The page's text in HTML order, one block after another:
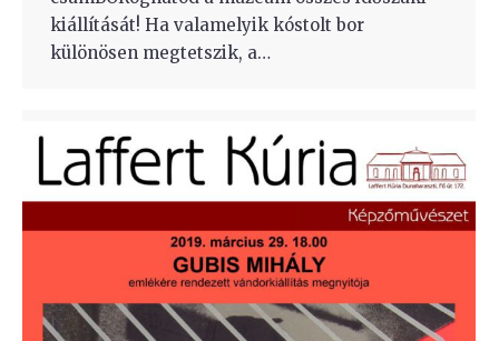
kiállítását! Ha valamelyik kóstolt bor
különösen megtetszik, a…